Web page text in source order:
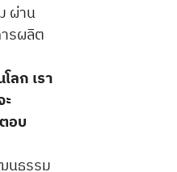
ผ่าน
รผลิต
ลก เรา
อบ
นธรรม